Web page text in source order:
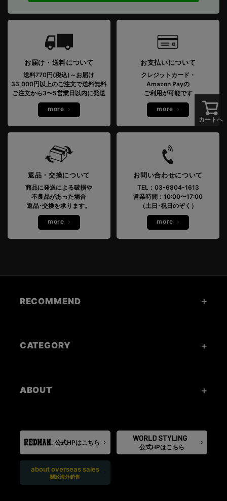
カートへ
お届け・送料について
送料770円(税込)～お届け
33,000円以上のご注文で送料無料
ご注文から3〜5営業日以内に発送
more
お支払いについて
クレジットカード・
Amazon Payの
ご利用が可能です
more
返品・交換について
商品に発送による破損や
不良品があった場合
返品･交換を承ります。
more
お問い合わせについて
TEL：03-6804-1613
営業時間：10:00〜17:00
（土日･祝日のぞく）
more
RECOMMEND
CATEGORY
ABOUT
公式HPはこちら
公式HPはこちら
about overseas sales
關於海外銷售